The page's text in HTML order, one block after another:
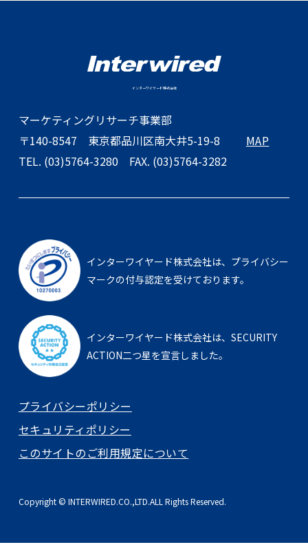
インターワイヤード株式会社
マーケティングリサーチ事業部
〒140-8547 東京都品川区南大井5-19-8
MAP
TEL. (03)5764-3280 FAX. (03)5764-3282
インターワイヤード株式会社は、 プライバシー
マークの付与認定を受けております。
インターワイヤード株式会社は、 SECURITY
ACTION二つ星を宣言しました。
プライバシーポリシー
セキュリティポリシー
このサイトのご利用規定について
Copyright © INTERWIRED.CO.,LTD.ALL Rights Reserved.